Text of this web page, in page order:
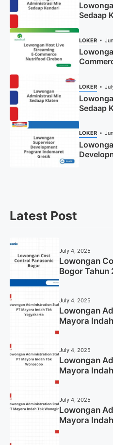
Sedaap
LOKER
LOKER
Sedaap
LOKER
Latest Post
July 4, 2025
Lowongan
Bogor
July 4, 2025
Lowongan
Mayora
July 4, 2025
Lowongan
Mayora
July 4, 2025
Lowongan
Mayora